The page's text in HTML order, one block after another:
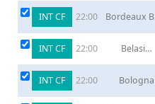
INT CF 22:00 Bordeaux B
INT CF 22:00
Belasica
INT CF 22:00 Bologna